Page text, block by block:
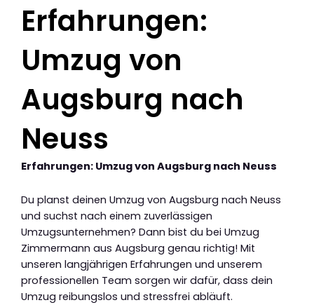
Erfahrungen:
Umzug von
Augsburg nach
Neuss
Erfahrungen: Umzug von Augsburg nach Neuss
Du planst deinen Umzug von Augsburg nach Neuss
und suchst nach einem zuverlässigen
Umzugsunternehmen? Dann bist du bei Umzug
Zimmermann aus Augsburg genau richtig! Mit
unseren langjährigen Erfahrungen und unserem
professionellen Team sorgen wir dafür, dass dein
Umzug reibungslos und stressfrei abläuft.